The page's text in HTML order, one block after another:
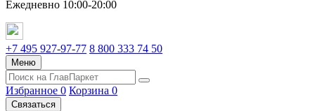
Ежедневно 10:00-20:00
+7 495 927-97-77 8 800 333 74 50
Меню
Избранное 0 Корзина 0
Связаться